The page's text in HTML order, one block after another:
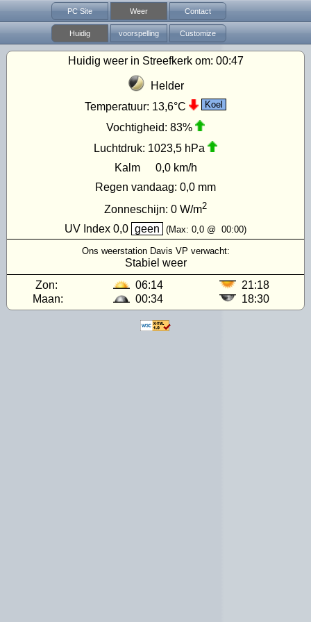
PC Site Weer Contact
Huidig voorspelling Customize
Huidig weer in Streefkerk om: 00:47
Helder
Temperatuur: 13,6°C Koel
Vochtigheid: 83%
Luchtdruk: 1023,5 hPa
Kalm
0,0 km/h
Regen vandaag: 0,0 mm
Zonneschijn: 0 W/m2
UV Index 0,0 geen (Max: 0,0 @ 00:00)
Ons weerstation Davis VP verwacht:
Stabiel weer
Zon:
06:14
21:18
Maan:
00:34 18:30